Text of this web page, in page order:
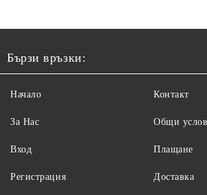
Бързи връзки:
Начало
За Нас
Вход
Регистрация
Контакт
Общи
Плащане
Доставка